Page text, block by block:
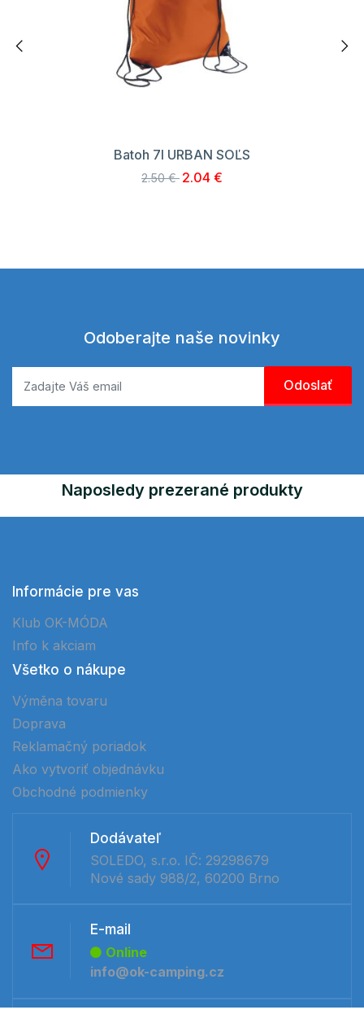
Batoh 7l URBAN SOĽS
2.50 € 2.04 €
Odoberajte naše novinky
Naposledy prezerané produkty
Informácie pre vas
Klub OK-MÓDA
Info k akciam
Všetko o nákupe
Výměna tovaru
Doprava
Reklamačný poriadok
Ako vytvoriť objednávku
Obchodné podmienky
Dodávateľ
SOLEDO, s.r.o. IČ: 29298679
Nové sady 988/2, 60200 Brno
E-mail
Online
info@ok-camping.cz